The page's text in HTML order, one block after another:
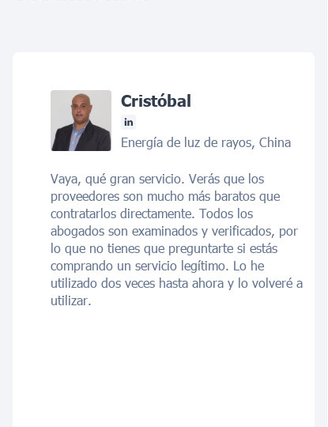
Cristóbal
Energía de luz de rayos, China
Vaya, qué gran servicio. Verás que los
proveedores son mucho más baratos que
contratarlos directamente. Todos los
abogados son examinados y verificados, por
lo que no tienes que preguntarte si estás
comprando un servicio legítimo. Lo he
utilizado dos veces hasta ahora y lo volveré a
utilizar.